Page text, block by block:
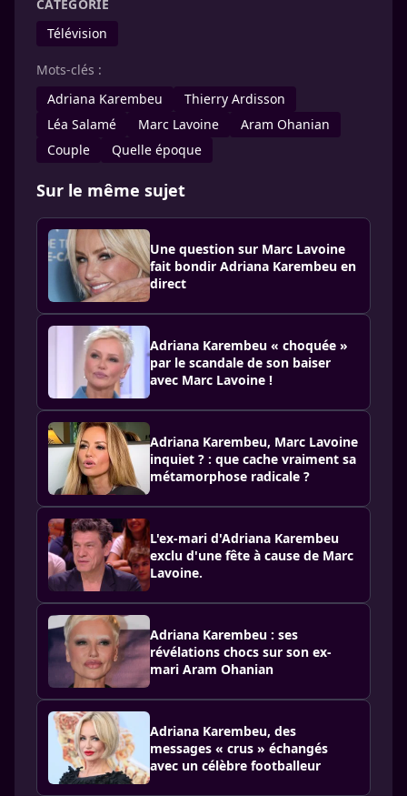
CATÉGORIE
Télévision
Mots-clés :
Adriana Karembeu
Thierry Ardisson
Léa Salamé
Marc Lavoine
Aram Ohanian
Couple
Quelle époque
Sur le même sujet
Une question sur Marc Lavoine
fait bondir Adriana Karembeu en
direct
Adriana Karembeu « choquée »
par le scandale de son baiser
avec Marc Lavoine !
Adriana Karembeu, Marc Lavoine
inquiet ? : que cache vraiment sa
métamorphose radicale ?
L'ex-mari d'Adriana Karembeu
exclu d'une fête à cause de Marc
Lavoine.
Adriana Karembeu : ses
révélations chocs sur son ex-
mari Aram Ohanian
Adriana Karembeu, des
messages « crus » échangés
avec un célèbre footballeur